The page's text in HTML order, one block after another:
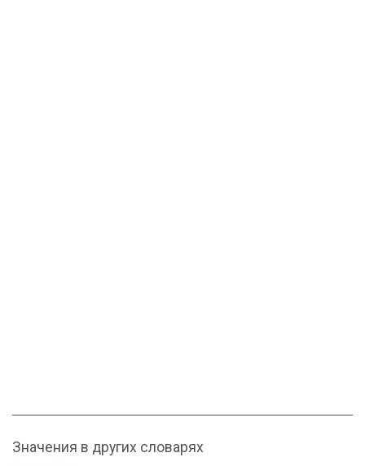
Значения в других словарях